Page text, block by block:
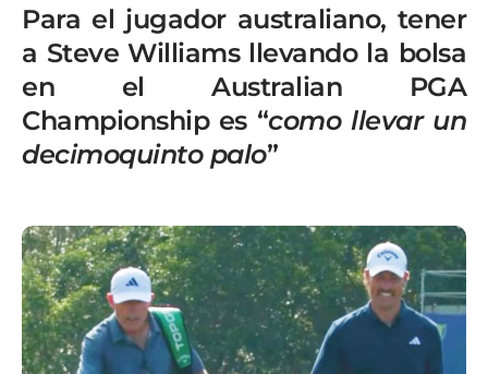
Para el jugador australiano, tener
a Steve Williams llevando la bolsa
en el Australian PGA
Championship es “como llevar un
decimoquinto palo”